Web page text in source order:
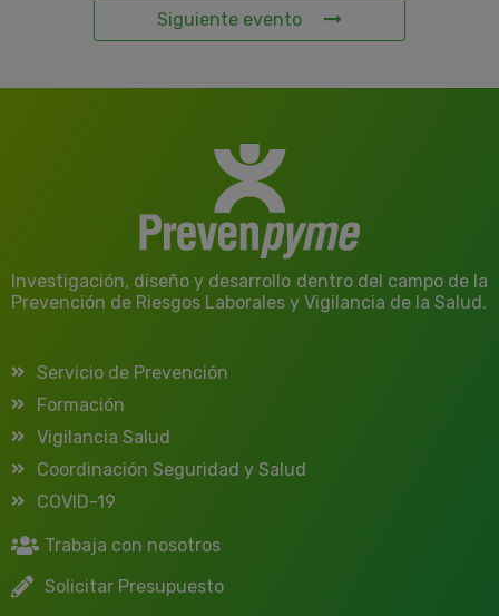
Siguiente evento
Investigación, diseño y desarrollo dentro del campo de la
Prevención de Riesgos Laborales y Vigilancia de la Salud.
Servicio de Prevención
Formación
Vigilancia Salud
Coordinación Seguridad y Salud
COVID-19
Trabaja con nosotros
Solicitar Presupuesto